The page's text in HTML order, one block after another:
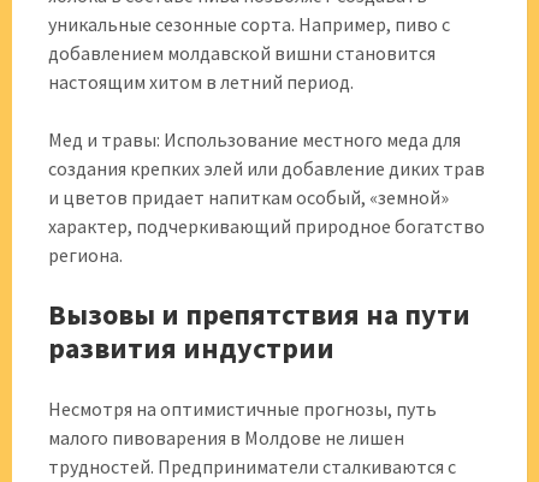
уникальные сезонные сорта. Например, пиво с
добавлением молдавской вишни становится
настоящим хитом в летний период.
Мед и травы: Использование местного меда для
создания крепких элей или добавление диких трав
и цветов придает напиткам особый, «земной»
характер, подчеркивающий природное богатство
региона.
Вызовы и препятствия на пути
развития индустрии
Несмотря на оптимистичные прогнозы, путь
малого пивоварения в Молдове не лишен
трудностей. Предприниматели сталкиваются с